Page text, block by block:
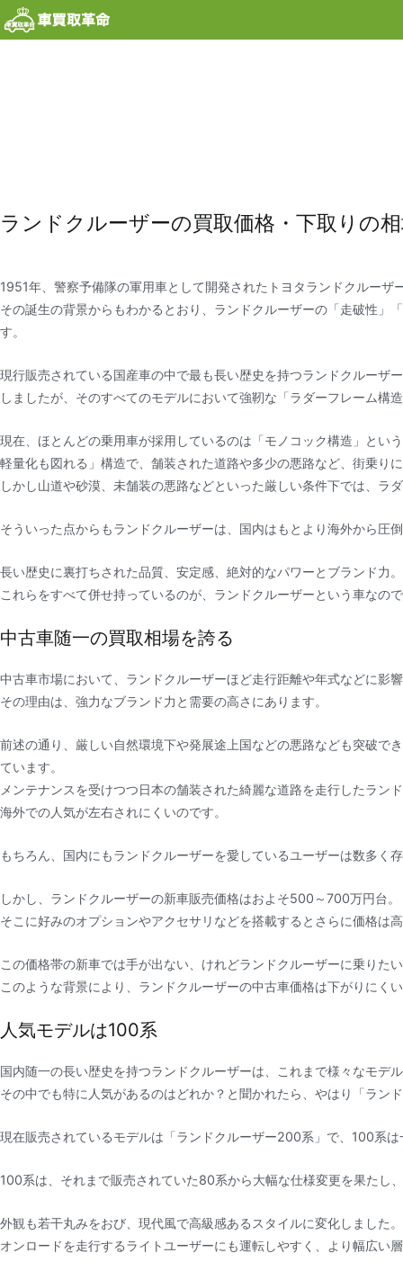
ランドクルーザーの買取価格・下取りの
1951年、警察予備隊の軍用車として開発されたトヨタランドクルーザ
その誕生の背景からもわかるとおり、ランドクルーザーの「走破性」
す。
現行販売されている国産車の中で最も長い歴史を持つランドクルーザ
しましたが、そのすべてのモデルにおいて強靭な「ラダーフレーム構
現在、ほとんどの乗用車が採用しているのは「モノコック構造」とい
軽量化も図れる」構造で、舗装された道路や多少の悪路など、街乗り
しかし山道や砂漠、未舗装の悪路などといった厳しい条件下では、ラ
そういった点からもランドクルーザーは、国内はもとより海外から圧
長い歴史に裏打ちされた品質、安定感、絶対的なパワーとブランド力。
これらをすべて併せ持っているのが、ランドクルーザーという車なの
中古車随一の買取相場を誇る
中古車市場において、ランドクルーザーほど走行距離や年式などに影
その理由は、強力なブランド力と需要の高さにあります。
前述の通り、厳しい自然環境下や発展途上国などの悪路なども突破で
ています。
メンテナンスを受けつつ日本の舗装された綺麗な道路を走行したラ
海外での人気が左右されにくいのです。
もちろん、国内にもランドクルーザーを愛しているユーザーは数多く
しかし、ランドクルーザーの新車販売価格はおよそ500～700万円台。
そこに好みのオプションやアクセサリなどを搭載するとさらに価格は
この価格帯の新車では手が出ない、けれどランドクルーザーに乗りた
このような背景により、ランドクルーザーの中古車価格は下がりにく
人気モデルは100系
国内随一の長い歴史を持つランドクルーザーは、これまで様々なモデ
その中でも特に人気があるのはどれか？と聞かれたら、やはり「ラン
現在販売されているモデルは「ランドクルーザー200系」で、100系
100系は、それまで販売されていた80系から大幅な仕様変更を果たし
外観も若干丸みをおび、現代風で高級感あるスタイルに変化しました。
オンロードを走行するライトユーザーにも運転しやすく、より幅広い